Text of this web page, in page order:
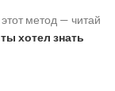
метод — читай
хотел знать